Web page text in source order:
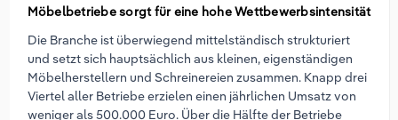
Möbelbetriebe sorgt für eine hohe Wettbewerbsintensität
Die Branche ist überwiegend mittelständisch strukturiert
und setzt sich hauptsächlich aus kleinen, eigenständigen
Möbelherstellern und Schreinereien zusammen. Knapp drei
Viertel aller Betriebe erzielen einen jährlichen Umsatz von
weniger als 500.000 Euro. Über die Hälfte der Betriebe